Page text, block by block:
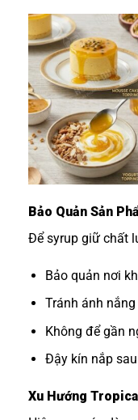
Bảo Quản Sản
Để syrup giữ chất
Bảo quản nơi
Tránh ánh
Không để gần
Đậy kín nắp
Xu Hướng